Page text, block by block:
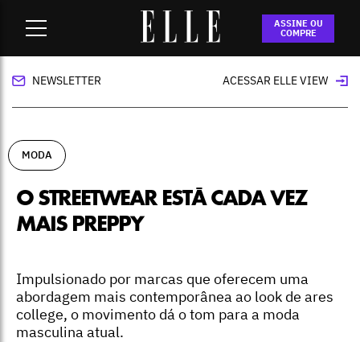
ASSINE OU
COMPRE
O streetwear está cada vez mais preppy
NEWSLETTER ACESSAR ELLE VIEW
MODA
O STREETWEAR ESTÁ CADA VEZ
MAIS PREPPY
Impulsionado por marcas que oferecem uma
abordagem mais contemporânea ao look de ares
college, o movimento dá o tom para a moda
masculina atual.